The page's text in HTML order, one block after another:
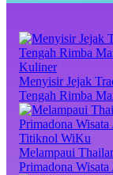
Kuliner
Menyisir Jejak
Tengah Rimba
Titiknol WiKu
Melampaui
Primadona